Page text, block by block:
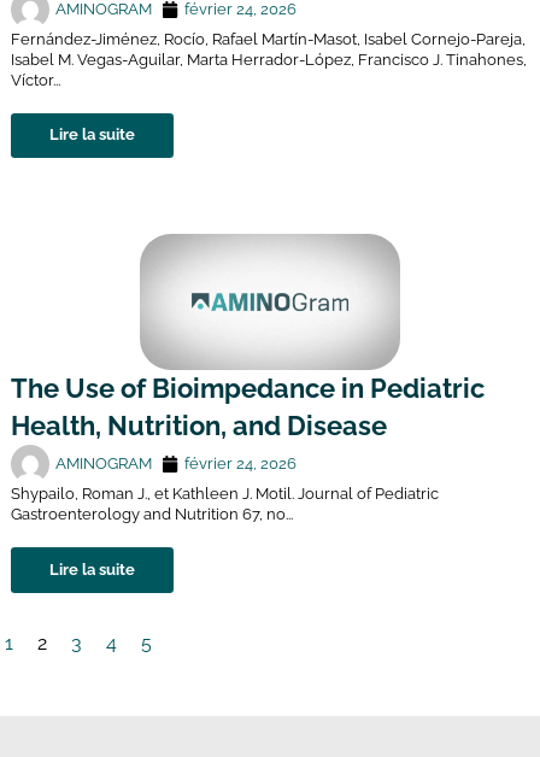
AMINOGRAM
février 24, 2026
Fernández-Jiménez, Rocío, Rafael Martín-Masot, Isabel Cornejo-Pareja,
Isabel M. Vegas-Aguilar, Marta Herrador-López, Francisco J. Tinahones,
Víctor...
Lire la suite
The Use of Bioimpedance in Pediatric
Health, Nutrition, and Disease
AMINOGRAM
février 24, 2026
Shypailo, Roman J., et Kathleen J. Motil. Journal of Pediatric
Gastroenterology and Nutrition 67, no...
Lire la suite
1 2 3 4 5